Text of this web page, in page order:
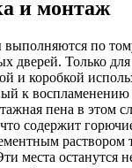
и монтаж
по
дверей. Только
и коробкой
к
пена в этом
содержит
раствором
места